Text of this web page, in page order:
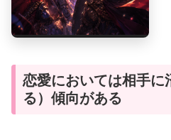
恋愛においては相手に
る）傾向がある